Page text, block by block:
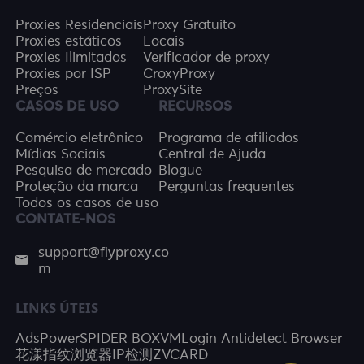
Proxies Residenciais
Proxies estáticos
Proxies Ilimitados
Proxies por ISP
Preços
Proxy Gratuito
Locais
Verificador de proxy
CroxyProxy
ProxySite
CASOS DE USO
Comércio eletrônico
Mídias Sociais
Pesquisa de mercado
Proteção da marca
Todos os casos de uso
RECURSOS
Programa de afiliados
Central de Ajuda
Blogue
Perguntas frequentes
CONTATE-NOS
support@flyproxy.co
m
LINKS ÚTEIS
AdsPowerSPIDER BOXVMLogin Antidetect Browser
花漾指纹浏览器 IP检测 ZVCARD